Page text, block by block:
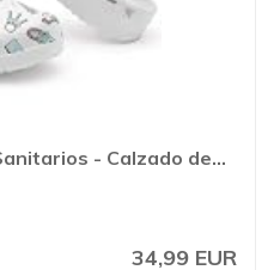
- Calzado de...
34,99 EUR